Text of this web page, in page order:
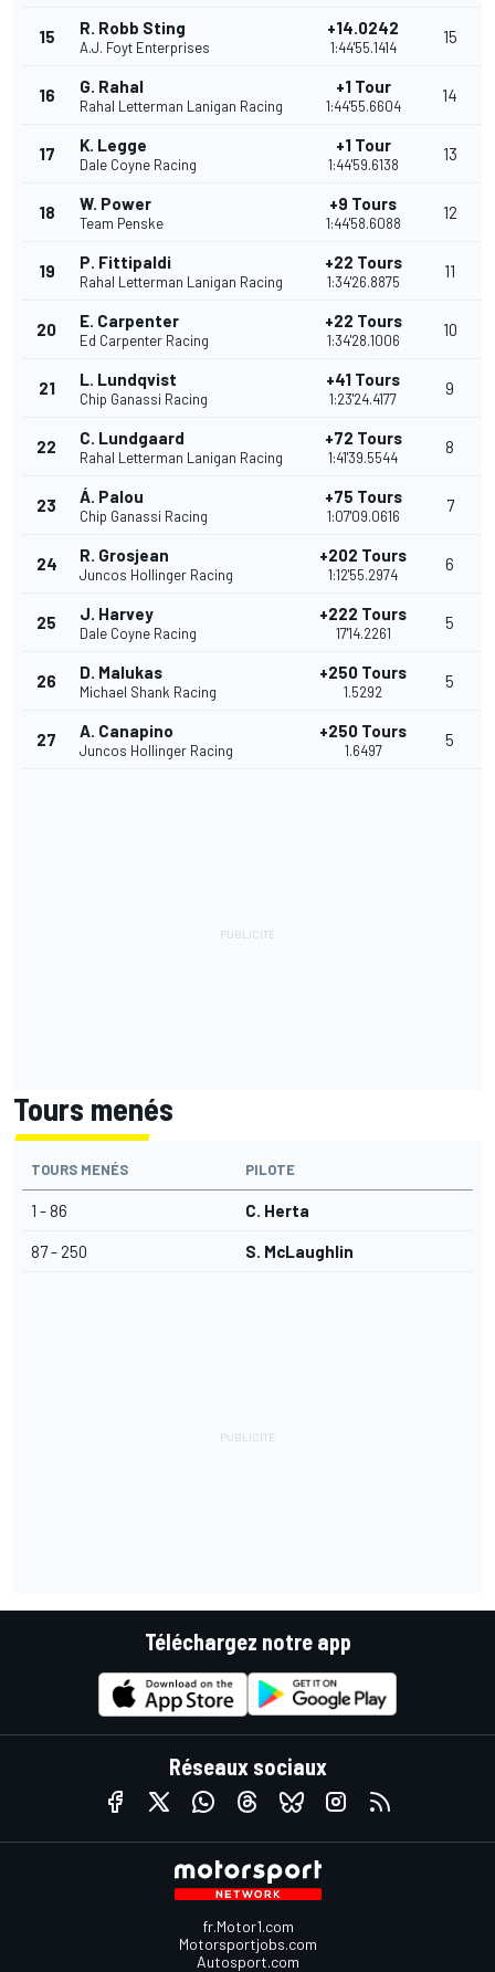
15 R. Robb Sting
A.J. Foyt Enterprises
+14.0242
1:44'55.1414
15
16 G. Rahal
Rahal Letterman Lanigan Racing
+1 Tour
1:44'55.6604
14
17 K. Legge
Dale Coyne Racing
+1 Tour
1:44'59.6138
13
18 W. Power
Team Penske
+9 Tours
1:44'58.6088
12
19 P. Fittipaldi
Rahal Letterman Lanigan Racing
+22 Tours
1:34'26.8875
11
20 E. Carpenter
Ed Carpenter Racing
+22 Tours
1:34'28.1006
10
21 L. Lundqvist
Chip Ganassi Racing
+41 Tours
1:23'24.4177
9
22 C. Lundgaard
Rahal Letterman Lanigan Racing
+72 Tours
1:41'39.5544
8
23 Á. Palou
Chip Ganassi Racing
+75 Tours
1:07'09.0616
7
24 R. Grosjean
Juncos Hollinger Racing
+202 Tours
1:12'55.2974
6
25 J. Harvey
Dale Coyne Racing
+222 Tours
17'14.2261
5
26 D. Malukas
Michael Shank Racing
+250 Tours
1.5292
5
27 A. Canapino
Juncos Hollinger Racing
+250 Tours
1.6497
5
Tours menés
TOURS MENÉS PILOTE
1 - 86 C. Herta
87 - 250 S. McLaughlin
Téléchargez notre app
Réseaux sociaux
fr.Motor1.com
Motorsportjobs.com
Autosport.com